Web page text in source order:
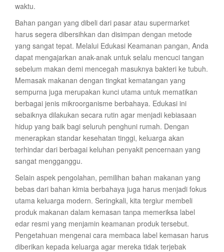
waktu.
Bahan pangan yang dibeli dari pasar atau supermarket
harus segera dibersihkan dan disimpan dengan metode
yang sangat tepat. Melalui Edukasi Keamanan pangan, Anda
dapat mengajarkan anak-anak untuk selalu mencuci tangan
sebelum makan demi mencegah masuknya bakteri ke tubuh.
Memasak makanan dengan tingkat kematangan yang
sempurna juga merupakan kunci utama untuk mematikan
berbagai jenis mikroorganisme berbahaya. Edukasi ini
sebaiknya dilakukan secara rutin agar menjadi kebiasaan
hidup yang baik bagi seluruh penghuni rumah. Dengan
menerapkan standar kesehatan tinggi, keluarga akan
terhindar dari berbagai keluhan penyakit pencernaan yang
sangat mengganggu.
Selain aspek pengolahan, pemilihan bahan makanan yang
bebas dari bahan kimia berbahaya juga harus menjadi fokus
utama keluarga modern. Seringkali, kita tergiur membeli
produk makanan dalam kemasan tanpa memeriksa label
edar resmi yang menjamin keamanan produk tersebut.
Pengetahuan mengenai cara membaca label kemasan harus
diberikan kepada keluarga agar mereka tidak terjebak